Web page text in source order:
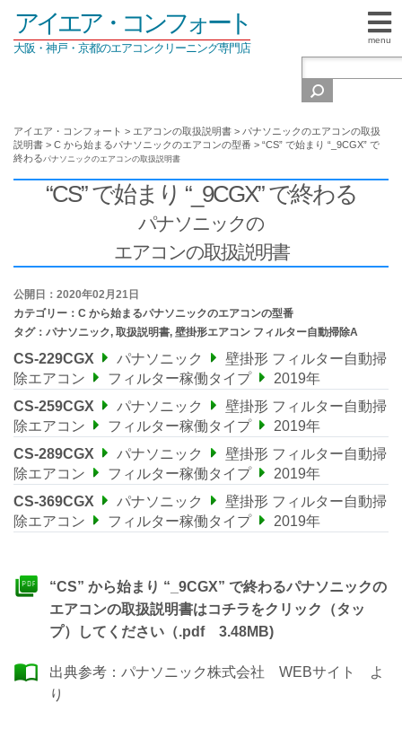
menu
アイエア・コンフォート
大阪・神戸・京都のエアコンクリーニング専門店
アイエア・コンフォート > エアコンの取扱説明書 > パナソニックのエアコンの取扱
説明書 > C から始まるパナソニックのエアコンの型番 > “CS” で始まり “_9CGX” で
終わるパナソニックのエアコンの取扱説明書
“CS” で始まり “_9CGX” で終わる
パナソニックの
エアコンの取扱説明書
公開日：2020年02月21日
カテゴリー： C から始まるパナソニックのエアコンの型番
タグ： パナソニック, 取扱説明書, 壁掛形エアコン フィルター自動掃除A
CS-229CGX パナソニック
壁掛形 フィルター自動掃
除エアコン
フィルター稼働タイプ
2019年
CS-259CGX
パナソニック
壁掛形 フィルター自動掃
除エアコン
フィルター稼働タイプ
2019年
CS-289CGX
パナソニック
壁掛形 フィルター自動掃
除エアコン
フィルター稼働タイプ
2019年
CS-369CGX
パナソニック
壁掛形 フィルター自動掃
除エアコン
フィルター稼働タイプ 2019年
“CS” から始まり “_9CGX” で終わるパナソニックの
エアコンの取扱説明書はコチラをクリック（タッ
プ）してください（.pdf 3.48MB)
出典参考： パナソニック株式会社 WEBサイト
よ
り